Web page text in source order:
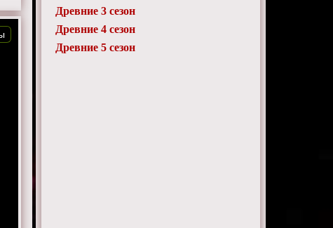
Древние 3 сезон
Древние 4 сезон
Древние 5 сезон